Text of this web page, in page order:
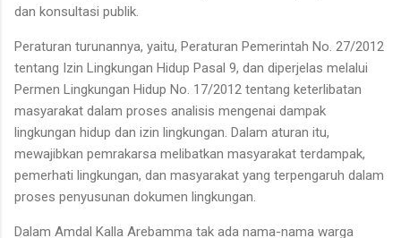
dan konsultasi publik.
Peraturan turunannya, yaitu, Peraturan Pemerintah No. 27/2012
tentang Izin Lingkungan Hidup Pasal 9, dan diperjelas melalui
Permen Lingkungan Hidup No. 17/2012 tentang keterlibatan
masyarakat dalam proses analisis mengenai dampak
lingkungan hidup dan izin lingkungan. Dalam aturan itu,
mewajibkan pemrakarsa melibatkan masyarakat terdampak,
pemerhati lingkungan, dan masyarakat yang terpengaruh dalam
proses penyusunan dokumen lingkungan.
Dalam Amdal Kalla Arebamma tak ada nama-nama warga